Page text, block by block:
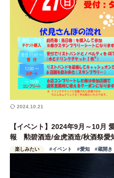
2024.10.21
【イベント】2024年9月～10月
報 勲碧酒造/金虎酒造/秋酒祭愛
SAKE WEEK NAGOYA/尊皇蔵元
楽しみたい #イベント #愛知 #蔵開き